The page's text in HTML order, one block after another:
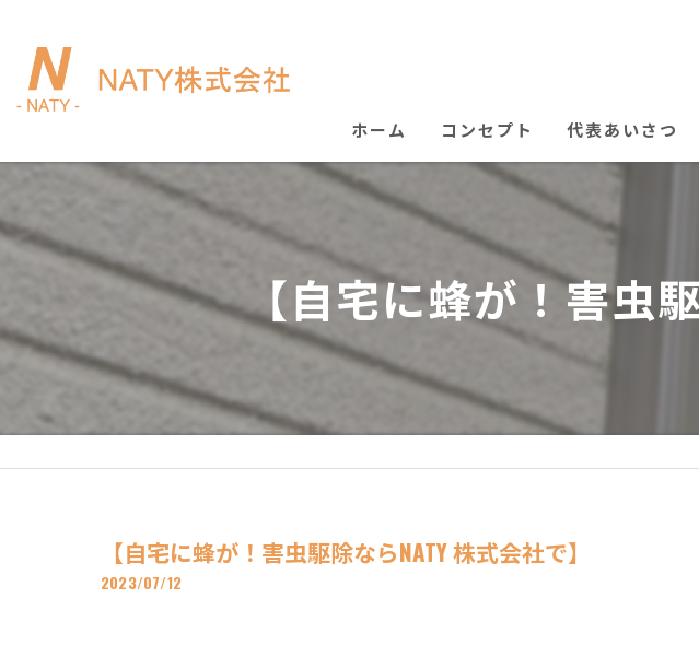
ホーム コンセプト 代表あいさつ
【自宅に蜂が！害虫
【自宅に蜂が！害虫駆除ならNATY 株式会社で】
2023/07/12